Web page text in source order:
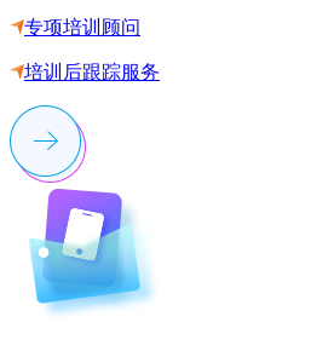
专项培训顾问
培训后跟踪服务